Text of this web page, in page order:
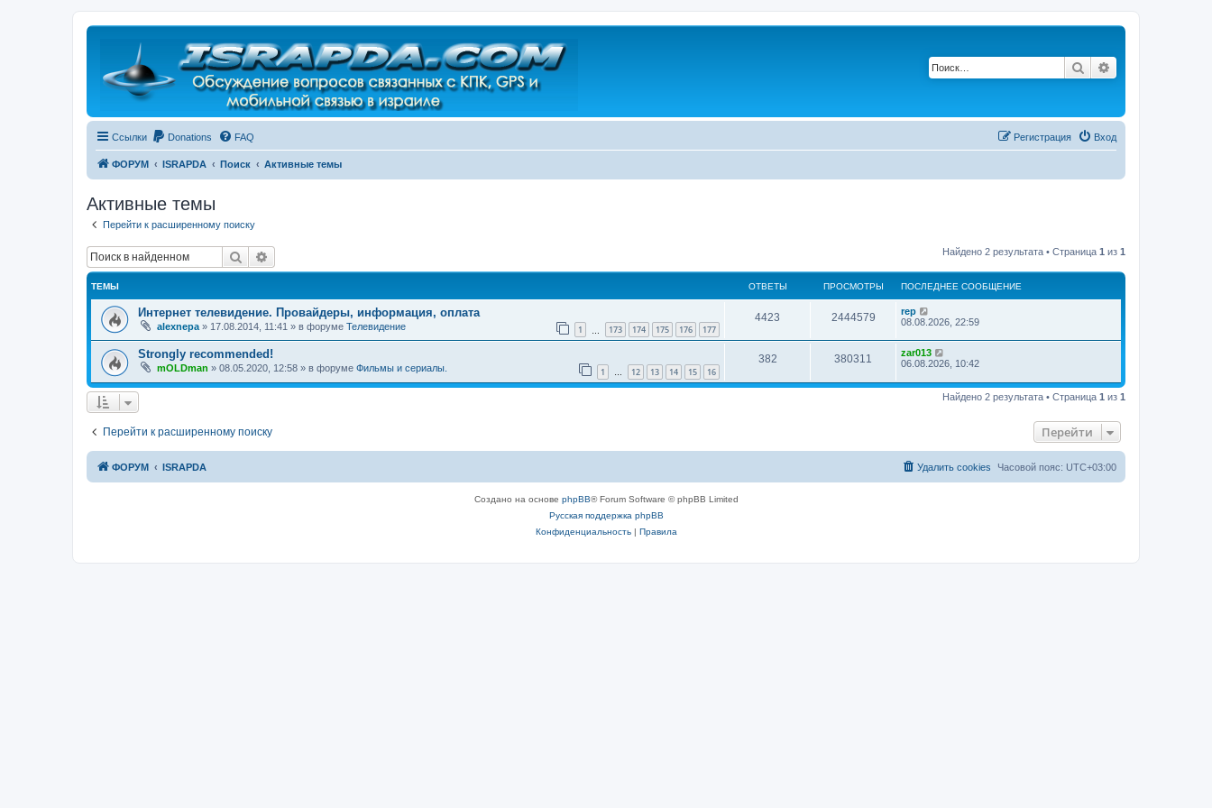
Регистрация
Поиск
Ссылки Donations FAQ Вход
Регистрация
ФОРУМ ISRAPDA Поиск Активные темы
Активные темы
Перейти к расширенному поиску
Поиск Найдено 2 результата • Страница 1 из 1
ТЕМЫ ОТВЕТЫ ПРОСМОТРЫ ПОСЛЕДНЕЕ СООБЩЕНИЕ
Интернет телевидение. Провайдеры, информация, оплата
alexnepa » 17.08.2014, 11:41 » в форуме Телевидение 1 173 174 175 176 177
4423 2444579
rep
08.08.2026, 22:59
Strongly recommended!
mOLDman » 08.05.2020, 12:58 » в форуме Фильмы и сериалы. 1 … 12 13 14 15 16
382 380311
zar013
06.08.2026, 10:42
Найдено 2 результата • Страница 1 из 1
Перейти к расширенному поиску Перейти
ФОРУМ ISRAPDA Часовой пояс: UTC+03:00
Удалить cookies
Создано на основе phpBB® Forum Software © phpBB Limited
Русская поддержка phpBB
Конфиденциальность| Правила